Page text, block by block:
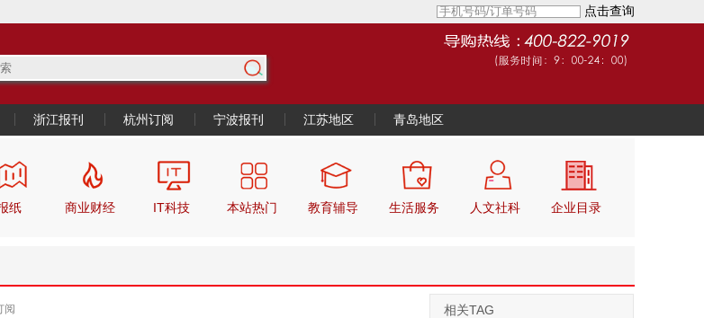
点击查询
浙江报刊 杭州订阅 宁波报刊 江苏地区 青岛地区
纸 商业财经 IT科技 本站热门 教育辅导 生活服务 人文社科 企业目录
阅 相关TAG